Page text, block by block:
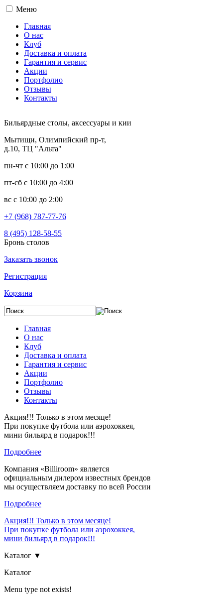
Меню
Главная
О нас
Клуб
Доставка и оплата
Гарантия и сервис
Акции
Портфолио
Отзывы
Контакты
Бильярдные столы, аксессуары и кии
Мытищи, Олимпийский пр-т,
д.10, ТЦ "Альта"
пн-чт с 10:00 до 1:00
пт-сб с 10:00 до 4:00
вс с 10:00 до 2:00
+7 (968) 787-77-76
8 (495) 128-58-55
Бронь столов
Заказать звонок
Регистрация
Корзина
Главная
О нас
Клуб
Доставка и оплата
Гарантия и сервис
Акции
Портфолио
Отзывы
Контакты
Акция!!! Только в этом месяце!
При покупке футбола или аэрохоккея,
мини бильярд в подарок!!!
Подробнее
Компания «Billiroom» является
официальным дилером известных брендов
мы осуществляем доставку по всей России
Подробнее
Акция!!! Только в этом месяце!
При покупке футбола или аэрохоккея,
мини бильярд в подарок!!!
Каталог ▼
Каталог
Menu type not exists!